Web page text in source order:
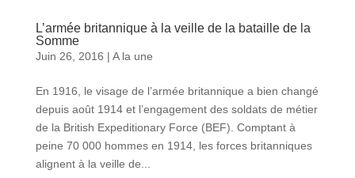
L’armée britannique à la veille de la bataille de la
Somme
Juin 26, 2016 | A la une
En 1916, le visage de l’armée britannique a bien changé
depuis août 1914 et l’engagement des soldats de métier
de la British Expeditionary Force (BEF). Comptant à
peine 70 000 hommes en 1914, les forces britanniques
alignent à la veille de...